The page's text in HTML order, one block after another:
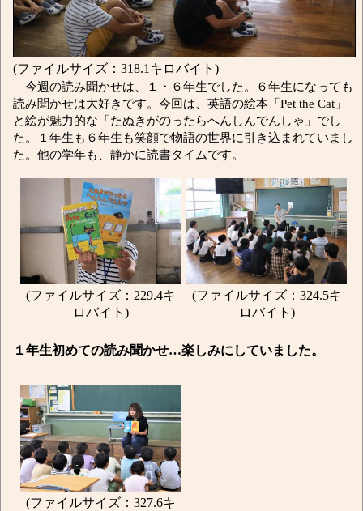
(ファイルサイズ：318.1キロバイト)
今週の読み聞かせは、１・６年生でした。６年生になっても
読み聞かせは大好きです。今回は、英語の絵本「Pet the Cat」
と絵が魅力的な「たぬきがのったらへんしんでんしゃ」でし
た。１年生も６年生も笑顔で物語の世界に引き込まれていまし
た。他の学年も、静かに読書タイムです。
(ファイルサイズ：229.4キ
ロバイト)
(ファイルサイズ：324.5キ
ロバイト)
１年生初めての読み聞かせ…楽しみにしていました。
(ファイルサイズ：327.6キ